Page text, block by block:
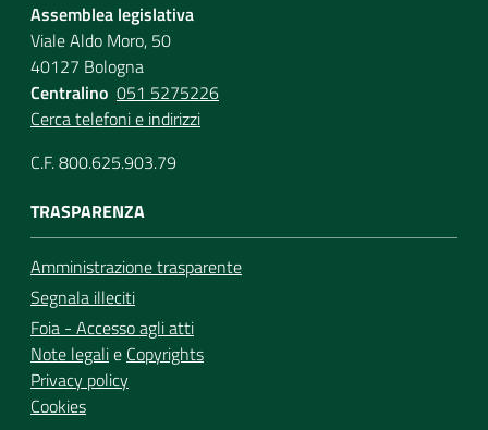
Assemblea legislativa
Viale Aldo Moro, 50
40127 Bologna
Centralino 051 5275226
Cerca telefoni e indirizzi
C.F. 800.625.903.79
TRASPARENZA
Amministrazione trasparente
Segnala illeciti
Foia - Accesso agli atti
Note legalie Copyrights
Privacy policy
Cookies